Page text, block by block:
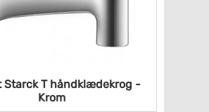
Starck T håndklædekrog -
Krom